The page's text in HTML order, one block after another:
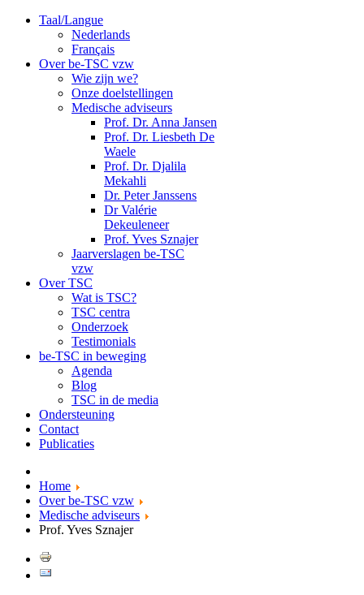
Taal/Langue
Nederlands
Français
Over be-TSC vzw
Wie zijn we?
Onze doelstellingen
Medische adviseurs
Prof. Dr. Anna Jansen
Prof. Dr. Liesbeth De
Waele
Prof. Dr. Djalila
Mekahli
Dr. Peter Janssens
Dr Valérie
Dekeuleneer
Prof. Yves Sznajer
Jaarverslagen be-TSC
vzw
Over TSC
Wat is TSC?
TSC centra
Onderzoek
Testimonials
be-TSC in beweging
Agenda
Blog
TSC in de media
Ondersteuning
Contact
Publicaties
Home
Over be-TSC vzw
Medische adviseurs
Prof. Yves Sznajer